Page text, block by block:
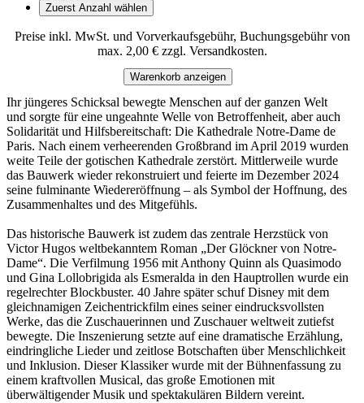
Zuerst Anzahl wählen
Preise inkl. MwSt. und Vorverkaufsgebühr, Buchungsgebühr von
max. 2,00 € zzgl. Versandkosten.
Warenkorb anzeigen
Ihr jüngeres Schicksal bewegte Menschen auf der ganzen Welt
und sorgte für eine ungeahnte Welle von Betroffenheit, aber auch
Solidarität und Hilfsbereitschaft: Die Kathedrale Notre-Dame de
Paris. Nach einem verheerenden Großbrand im April 2019 wurden
weite Teile der gotischen Kathedrale zerstört. Mittlerweile wurde
das Bauwerk wieder rekonstruiert und feierte im Dezember 2024
seine fulminante Wiedereröffnung – als Symbol der Hoffnung, des
Zusammenhaltes und des Mitgefühls.
Das historische Bauwerk ist zudem das zentrale Herzstück von
Victor Hugos weltbekanntem Roman „Der Glöckner von Notre-
Dame“. Die Verfilmung 1956 mit Anthony Quinn als Quasimodo
und Gina Lollobrigida als Esmeralda in den Hauptrollen wurde ein
regelrechter Blockbuster. 40 Jahre später schuf Disney mit dem
gleichnamigen Zeichentrickfilm eines seiner eindrucksvollsten
Werke, das die Zuschauerinnen und Zuschauer weltweit zutiefst
bewegte. Die Inszenierung setzte auf eine dramatische Erzählung,
eindringliche Lieder und zeitlose Botschaften über Menschlichkeit
und Inklusion. Dieser Klassiker wurde mit der Bühnenfassung zu
einem kraftvollen Musical, das große Emotionen mit
überwältigender Musik und spektakulären Bildern vereint.